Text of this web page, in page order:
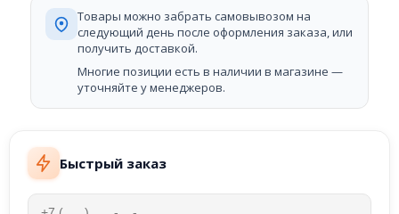
Быстрый заказ
Товары можно забрать самовывозом на
следующий день после оформления заказа, или
получить доставкой.
Многие позиции есть в наличии в магазине —
уточняйте у менеджеров.